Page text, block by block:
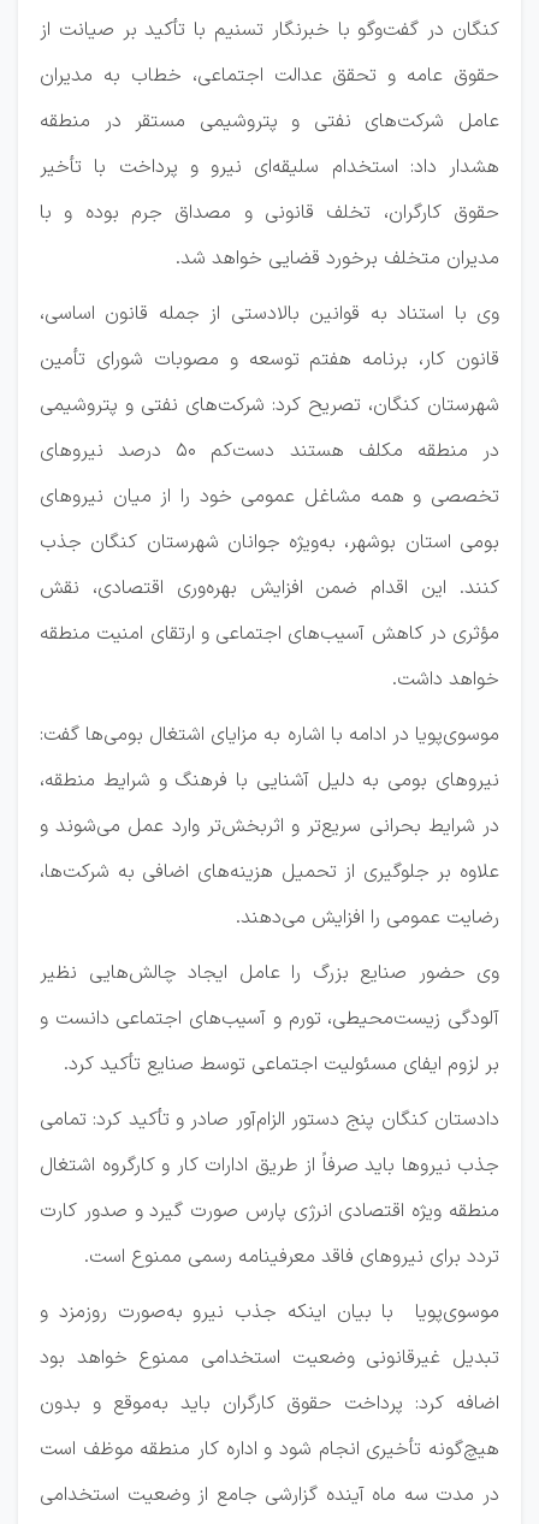
کنگان در گفت‌وگو با خبرنگار تسنیم با تأکید بر صیانت از
حقوق عامه و تحقق عدالت اجتماعی، خطاب به مدیران
عامل شرکت‌های نفتی و پتروشیمی مستقر در منطقه
هشدار داد: استخدام سلیقه‌ای نیرو و پرداخت با تأخیر
حقوق کارگران، تخلف قانونی و مصداق جرم بوده و با
مدیران متخلف برخورد قضایی خواهد شد.
وی با استناد به قوانین بالادستی از جمله قانون اساسی،
قانون کار، برنامه هفتم توسعه و مصوبات شورای تأمین
شهرستان کنگان، تصریح کرد: شرکت‌های نفتی و پتروشیمی
در منطقه مکلف هستند دست‌کم 50 درصد نیروهای
تخصصی و همه مشاغل عمومی خود را از میان نیروهای
بومی استان بوشهر، به‌ویژه جوانان شهرستان کنگان جذب
کنند. این اقدام ضمن افزایش بهره‌وری اقتصادی، نقش
مؤثری در کاهش آسیب‌های اجتماعی و ارتقای امنیت منطقه
خواهد داشت.
موسوی‌پویا در ادامه با اشاره به مزایای اشتغال بومی‌ها گفت:
نیروهای بومی به دلیل آشنایی با فرهنگ و شرایط منطقه،
در شرایط بحرانی سریع‌تر و اثربخش‌تر وارد عمل می‌شوند و
علاوه بر جلوگیری از تحمیل هزینه‌های اضافی به شرکت‌ها،
رضایت عمومی را افزایش می‌دهند.
وی حضور صنایع بزرگ را عامل ایجاد چالش‌هایی نظیر
آلودگی زیست‌محیطی، تورم و آسیب‌های اجتماعی دانست و
بر لزوم ایفای مسئولیت اجتماعی توسط صنایع تأکید کرد.
دادستان کنگان پنج دستور الزام‌آور صادر و تأکید کرد: تمامی
جذب نیروها باید صرفاً از طریق ادارات کار و کارگروه اشتغال
منطقه ویژه اقتصادی انرژی پارس صورت گیرد و صدور کارت
تردد برای نیروهای فاقد معرفینامه رسمی ممنوع است.
موسوی‌پویا با بیان اینکه جذب نیرو به‌صورت روزمزد و
تبدیل غیرقانونی وضعیت استخدامی ممنوع خواهد بود
اضافه کرد: پرداخت حقوق کارگران باید به‌موقع و بدون
هیچ‌گونه تأخیری انجام شود و اداره کار منطقه موظف است
در مدت سه ماه آینده گزارشی جامع از وضعیت استخدامی